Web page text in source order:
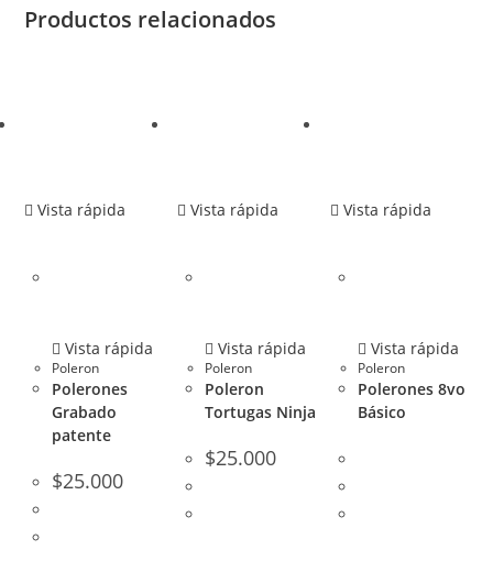
Productos relacionados
Vista rápida
Vista rápida
Poleron
Polerones
Grabado
patente
$25.000
Vista rápida
Vista rápida
Poleron
Poleron
Tortugas Ninja
$25.000
Vista rápida
Vista rápida
Poleron
Polerones 8vo
Básico